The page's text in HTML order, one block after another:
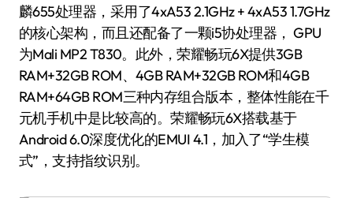
麟655处理器，采用了4xA53 2.1GHz + 4xA53 1.7GHz
的核心架构，而且还配备了一颗i5协处理器， GPU
为Mali MP2 T830。此外，荣耀畅玩6X提供3GB
RAM+32GB ROM、4GB RAM+32GB ROM和4GB
RAM+64GB ROM三种内存组合版本，整体性能在千
元机手机中是比较高的。荣耀畅玩6X搭载基于
Android 6.0深度优化的EMUI 4.1，加入了“学生模
式”，支持指纹识别。